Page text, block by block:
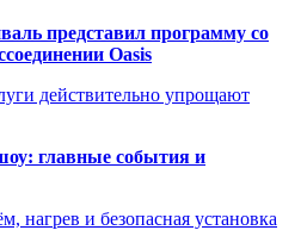
представил программу со
Oasis
действительно упрощают
главные события и
нагрев и безопасная установка